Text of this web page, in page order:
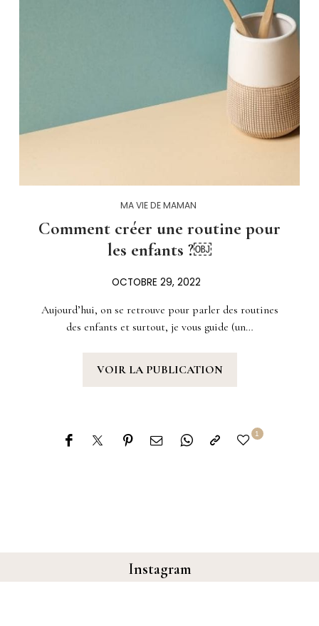
MA VIE DE MAMAN
Comment créer une routine pour
les enfants ?￼
OCTOBRE 29, 2022
Aujourd’hui, on se retrouve pour parler des routines
des enfants et surtout, je vous guide (un…
VOIR LA PUBLICATION
1
Instagram